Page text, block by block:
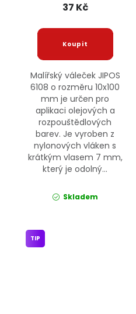
37 Kč
Malířský váleček JIPOS
6108 o rozměru 10x100
mm je určen pro
aplikaci olejových a
rozpouštědlových
barev. Je vyroben z
nylonových vláken s
krátkým vlasem 7 mm,
který je odolný...
Skladem
TIP